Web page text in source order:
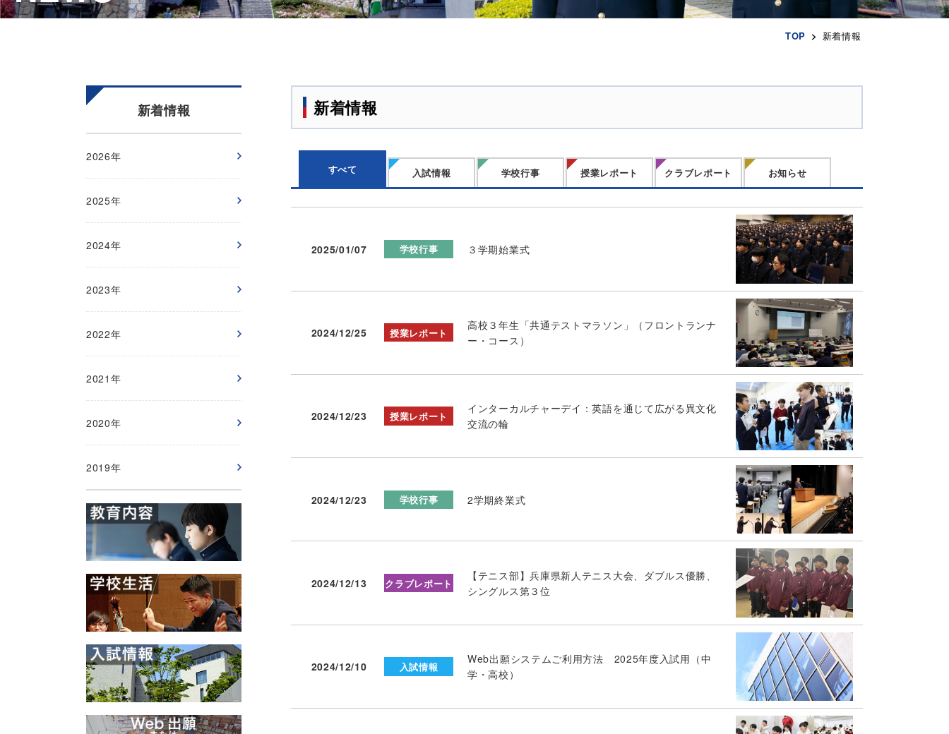
TOP 新着情報
新着情報
すべて 入試情報 学校行事 授業レポート クラブレポート お知らせ
2025/01/07 学校行事 ３学期始業式
2024/12/25 授業レポート
高校３年生「共通テストマラソン」（フロントランナ
ー・コース）
2024/12/23 授業レポート
インターカルチャーデイ：英語を通じて広がる異文化
交流の輪
2024/12/23 学校行事 2学期終業式
2024/12/13 クラブレポート
【テニス部】兵庫県新人テニス大会、ダブルス優勝、
シングルス第３位
2024/12/10 入試情報
Web出願システムご利用方法 2025年度入試用（中
学・高校）
新着情報
2026年
2025年
2024年
2023年
2022年
2021年
2020年
2019年